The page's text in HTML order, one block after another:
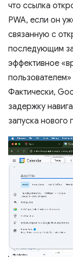
что ссылка
PWA, если он
связанную с
последующим
эффективное
Фактически,
задержку
запуска нового